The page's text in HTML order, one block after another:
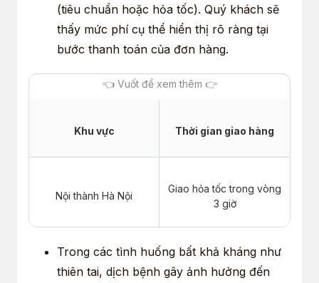
(tiêu chuẩn hoặc hỏa tốc). Quý khách sẽ
thấy mức phí cụ thể hiển thị rõ ràng tại
bước thanh toán của đơn hàng.
Khu vực Thời gian giao hàng
Nội thành Hà Nội
Giao hỏa tốc trong vòng
3 giờ
Ngoại thành Hà Nội và
toàn quốc
Giao hàng trong vòng
24 – 72 giờ, tùy khu vực
Trong các tình huống bất khả kháng như
thiên tai, dịch bệnh gây ảnh hưởng đến